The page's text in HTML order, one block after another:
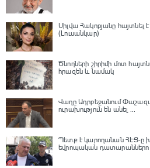
Սիլվա Հակոբյանը հայտնել
(Լուսանկար)
Ծնողների շիրիմի մոտ
հրազեն և նամակ
Վաղը Ադրբեջանում
ուրախություն են անել ...
Պետք է կարողանան ՀԷՑ-ը
եվրոպական դատարաններո